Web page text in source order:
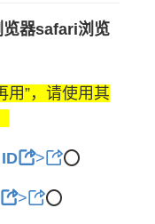
览器safari浏览
用”，请使用其
> ⭕️
> ⭕️